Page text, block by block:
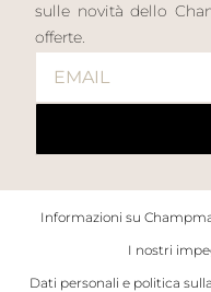
sulle novità dello
offerte.
Informazioni su
I nostri
Dati personali e politica